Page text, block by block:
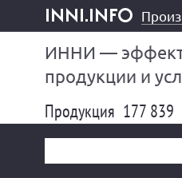
inni.info
ИННИ —
продукции и
Продукция 177 839